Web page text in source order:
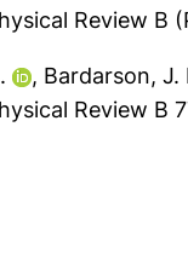
Review B
, Bardarson, J.
Review B